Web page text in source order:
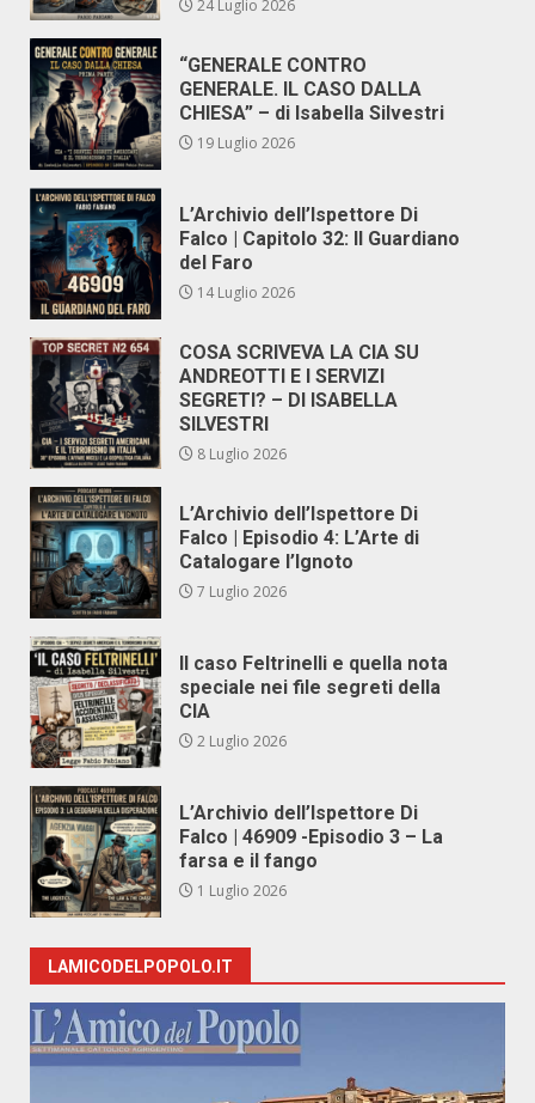
24 Luglio 2026
“GENERALE CONTRO
GENERALE. IL CASO DALLA
CHIESA” – di Isabella Silvestri
19 Luglio 2026
L’Archivio dell’Ispettore Di
Falco | Capitolo 32: Il Guardiano
del Faro
14 Luglio 2026
COSA SCRIVEVA LA CIA SU
ANDREOTTI E I SERVIZI
SEGRETI? – DI ISABELLA
SILVESTRI
8 Luglio 2026
L’Archivio dell’Ispettore Di
Falco | Episodio 4: L’Arte di
Catalogare l’Ignoto
7 Luglio 2026
Il caso Feltrinelli e quella nota
speciale nei file segreti della
CIA
2 Luglio 2026
L’Archivio dell’Ispettore Di
Falco | 46909 -Episodio 3 – La
farsa e il fango
1 Luglio 2026
LAMICODELPOPOLO.IT